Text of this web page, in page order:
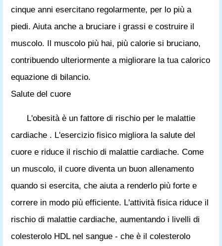
cinque anni esercitano regolarmente, per lo più a
piedi. Aiuta anche a bruciare i grassi e costruire il
muscolo. Il muscolo più hai, più calorie si bruciano,
contribuendo ulteriormente a migliorare la tua calorico
equazione di bilancio.
Salute del cuore
L'obesità è un fattore di rischio per le malattie
cardiache . L'esercizio fisico migliora la salute del
cuore e riduce il rischio di malattie cardiache. Come
un muscolo, il cuore diventa un buon allenamento
quando si esercita, che aiuta a renderlo più forte e
correre in modo più efficiente. L'attività fisica riduce il
rischio di malattie cardiache, aumentando i livelli di
colesterolo HDL nel sangue - che è il colesterolo